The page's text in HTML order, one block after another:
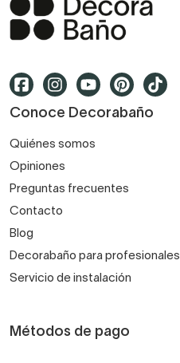
Conoce Decorabaño
Quiénes somos
Opiniones
Preguntas frecuentes
Contacto
Blog
Decorabaño para profesionales
Servicio de instalación
Métodos de pago